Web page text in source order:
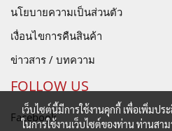
นโยบายความเป็นส่วนตัว
เงื่อนไขการคืนสินค้า
ข่าวสาร / บทความ
FOLLOW US
Facebook
เว็บไซต์นี้มีการใช้งานคุกกี้ เพื่อเพิ่มป
ในการใช้งานเว็บไซต์ของท่าน ท่านสา